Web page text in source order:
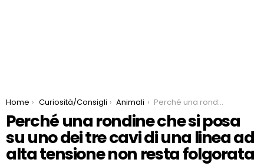
You are here:
Home Curiosità/Consigli Animali Perché una rondine che si posa su uno dei tre cavi di una linea ad alta tensione non resta folgorata
Perché una rondine che si posa
su uno dei tre cavi di una linea ad
alta tensione non resta folgorata